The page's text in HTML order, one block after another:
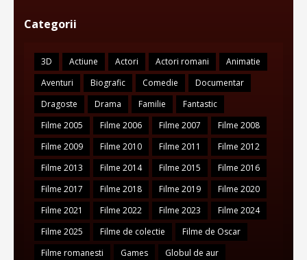
Categorii
3D Actiune Actori Actori romani
Animatie
Aventuri
Biografic Comedie
Documentar
Dragoste
Drama Familie
Fantastic
Filme 2005
Filme 2006 Filme 2007
Filme 2008
Filme 2009
Filme 2010 Filme 2011
Filme 2012
Filme 2013
Filme 2014 Filme 2015
Filme 2016
Filme 2017
Filme 2018 Filme 2019
Filme 2020
Filme 2021
Filme 2022 Filme 2023
Filme 2024
Filme 2025
Filme de colectie
Filme de Oscar
Filme romanesti
Games
Globul de aur